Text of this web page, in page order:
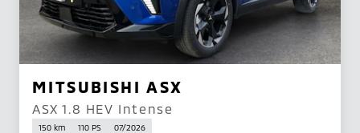
MITSUBISHI ASX
ASX 1.8 HEV Intense
150 km 110 PS
07/2026